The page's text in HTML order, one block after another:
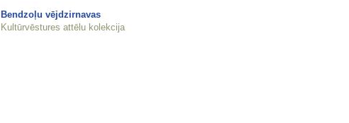
Bendzoļu vējdzirnavas
Kultūrvēstures attēlu kolekcija